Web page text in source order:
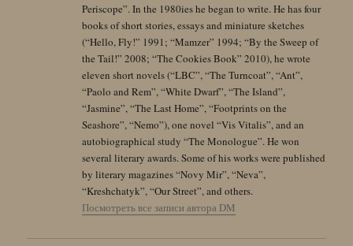
Periscope”. In the 1980ies he began to write. He has four
books of short stories, essays and miniature sketches
(“Hello, Fly!” 1991; “Mamzer” 1994; “By the Sweep of
the Tail!” 2008; “The Cookies Book” 2010), he wrote
eleven short novels (“LBC”, “The Turncoat”, “Ant”,
“Paolo and Rem”, “White Dwarf”, “The Island”,
“Jasmine”, “The Last Home”, “Footprints on the
Seashore”, “Nemo”), one novel “Vis Vitalis”, and an
autobiographical study “The Monologue”. He won
several literary awards. Some of his works were published
by literary magazines “Novy Mir”, “Neva”,
“Kreshchatyk”, “Our Street”, and others.
Посмотреть все записи автора DM